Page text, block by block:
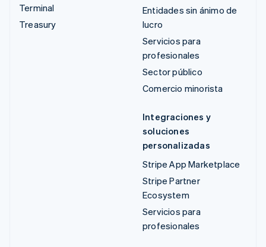
Terminal
Treasury
Entidades sin ánimo de
lucro
Servicios para
profesionales
Sector público
Comercio minorista
Integraciones y
soluciones
personalizadas
Stripe App Marketplace
Stripe Partner
Ecosystem
Servicios para
profesionales